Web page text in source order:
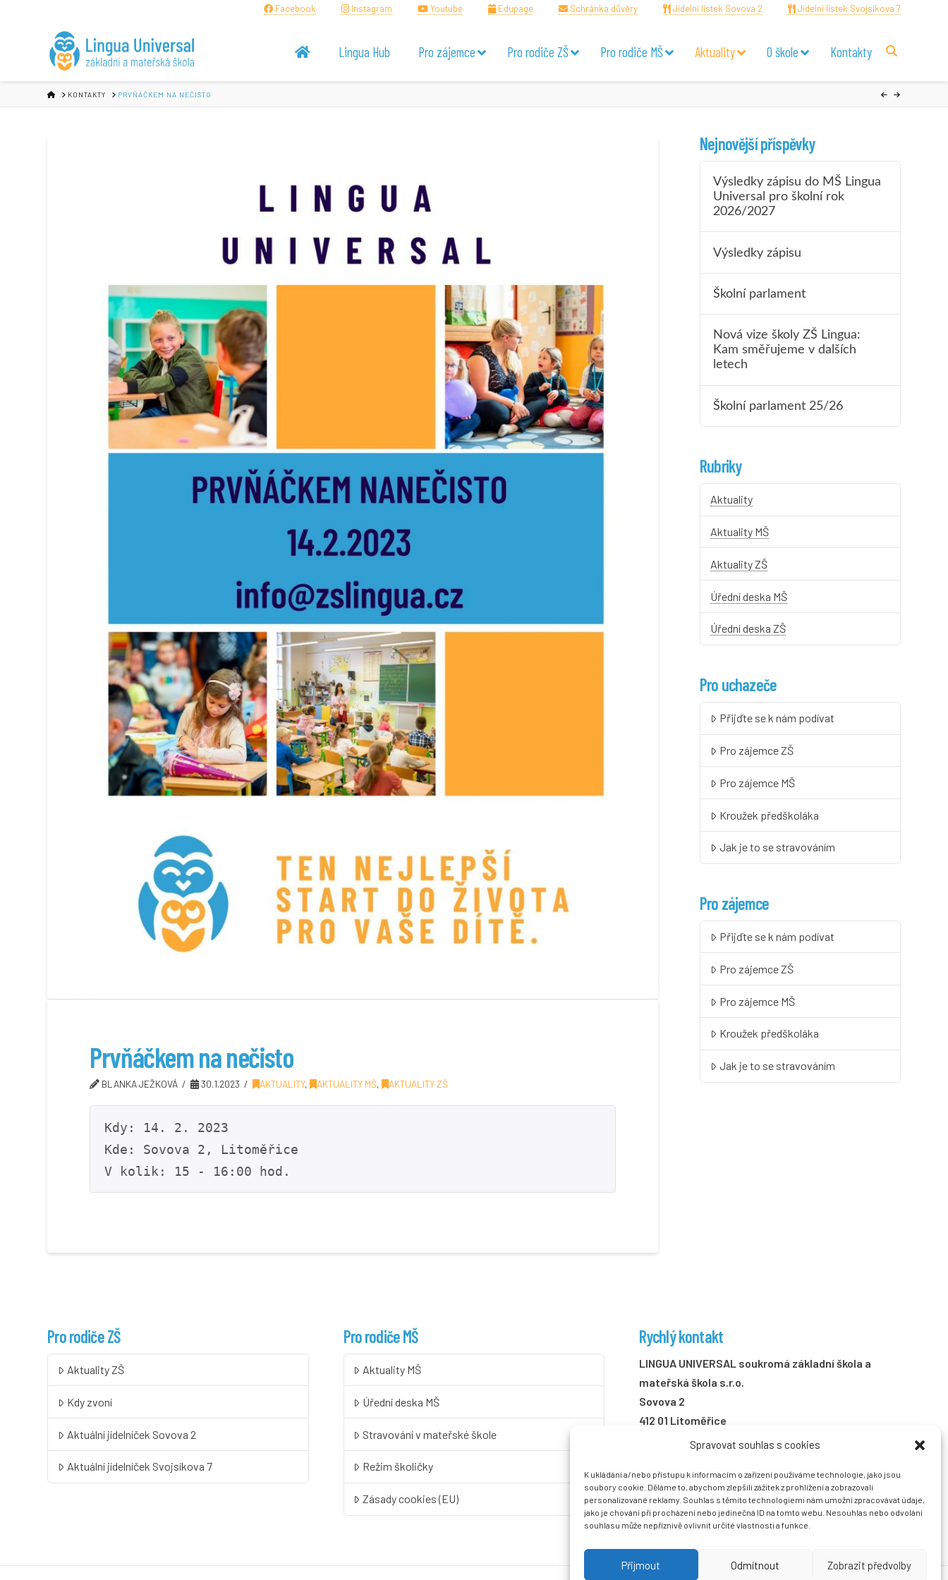
Spravovat souhlas s cookies
K ukládání a/nebo přístupu k informacím o zařízení používáme technologie, jako jsou
soubory cookie. Děláme to, abychom zlepšili zážitek z prohlížení a zobrazovali
personalizované reklamy. Souhlas s těmito technologiemi nám umožní zpracovávat údaje,
jako je chování při procházení nebo jedinečná ID na tomto webu. Nesouhlas nebo odvolání
souhlasu může nepříznivě ovlivnit určité vlastnosti a funkce.
Přijmout Odmítnout Zobrazit předvolby
Facebook Instagram Youtube Edupage Schránka důvěry Jídelní lístek Sovova 2 Jídelní lístek Svojsíkova 7
Lingua Hub Pro zájemce Pro rodiče ZŠ Pro rodiče MŠ Aktuality O škole Kontakty
HOMEKONTAKTY PRVŇÁČKEM NA NEČISTO
Prvňáčkem na nečisto
BLANKA JEŽKOVÁ 30.1.2023 AKTUALITY, AKTUALITY MŠ, AKTUALITY ZŠ
Kdy: 14. 2. 2023
Kde: Sovova 2, Litoměřice
V kolik: 15 - 16:00 hod.
Nejnovější příspěvky
Výsledky zápisu do MŠ Lingua
Universal pro školní rok
2026/2027
Výsledky zápisu
Školní parlament
Nová vize školy ZŠ Lingua:
Kam směřujeme v dalších
letech
Školní parlament 25/26
Rubriky
Aktuality
Aktuality MŠ
Aktuality ZŠ
Úřední deska MŠ
Úřední deska ZŠ
Pro uchazeče
Přijďte se k nám podívat
Pro zájemce ZŠ
Pro zájemce MŠ
Kroužek předškoláka
Jak je to se stravováním
Pro zájemce
Přijďte se k nám podívat
Pro zájemce ZŠ
Pro zájemce MŠ
Kroužek předškoláka
Jak je to se stravováním
Pro rodiče ZŠ
Aktuality ZŠ
Kdy zvoní
Aktuální jídelníček Sovova 2
Aktuální jídelníček Svojsíkova 7
Pro rodiče MŠ
Aktuality MŠ
Úřední deska MŠ
Stravování v mateřské škole
Režim školičky
Zásady cookies (EU)
Rychlý kontakt
LINGUA UNIVERSAL soukromá základní škola a
mateřská škola s.r.o.
Sovova 2
412 01 Litoměřice
+420 416 733 690
info@zslingua.cz
datová schránka: 3vnipkd